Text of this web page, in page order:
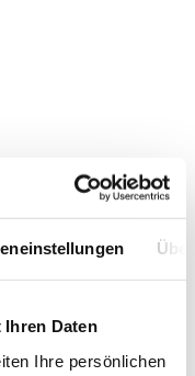
Daten
Ihre persönlichen